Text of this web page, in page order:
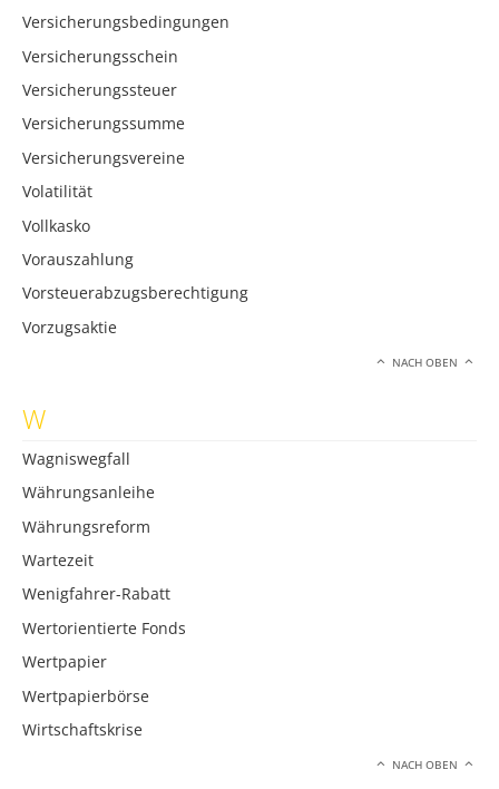
Versicherungsbedingungen
Versicherungsschein
Versicherungssteuer
Versicherungssumme
Versicherungsvereine
Volatilität
Vollkasko
Vorauszahlung
Vorsteuerabzugsberechtigung
Vorzugsaktie
NACH OBEN
W
Wagniswegfall
Währungsanleihe
Währungsreform
Wartezeit
Wenigfahrer-Rabatt
Wertorientierte Fonds
Wertpapier
Wertpapierbörse
Wirtschaftskrise
NACH OBEN